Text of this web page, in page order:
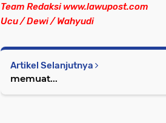
Team Redaksi www.lawupost.com
Ucu / Dewi / Wahyudi
Artikel Selanjutnya
memuat...